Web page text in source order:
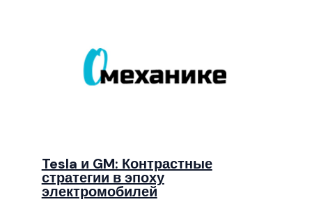
Tesla и GM: Контрастные
стратегии в эпоху
электромобилей